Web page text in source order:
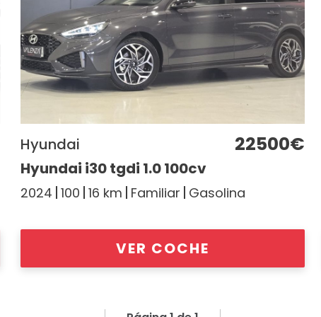
Hyundai 22500€
Hyundai i30 tgdi 1.0 100cv
2024 100 16 km Familiar Gasolina
VER COCHE